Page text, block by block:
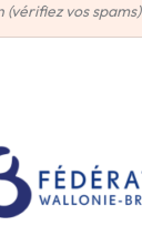
vos spams)